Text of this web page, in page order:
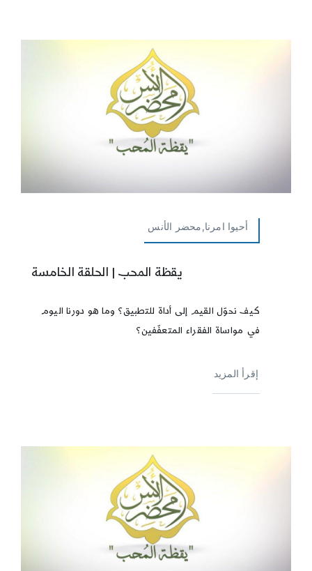
أحيوا امرنا,محضر الأنس
يقظة المحب | الحلقة الخامسة
كيف نحوّل القيم إلى أداة للتطبيق؟ وما هو دورنا اليوم
في مواساة الفقراء المتعفّفين؟
إقرأ المزيد